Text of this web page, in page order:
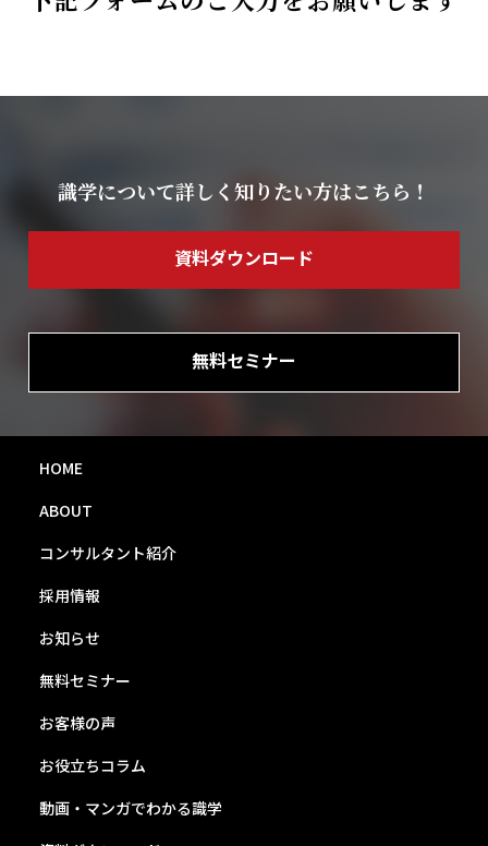
識学について詳しく知りたい方はこちら！
資料ダウンロード
無料セミナー
HOME
ABOUT
コンサルタント紹介
採用情報
お知らせ
無料セミナー
お客様の声
お役立ちコラム
動画・マンガでわかる識学